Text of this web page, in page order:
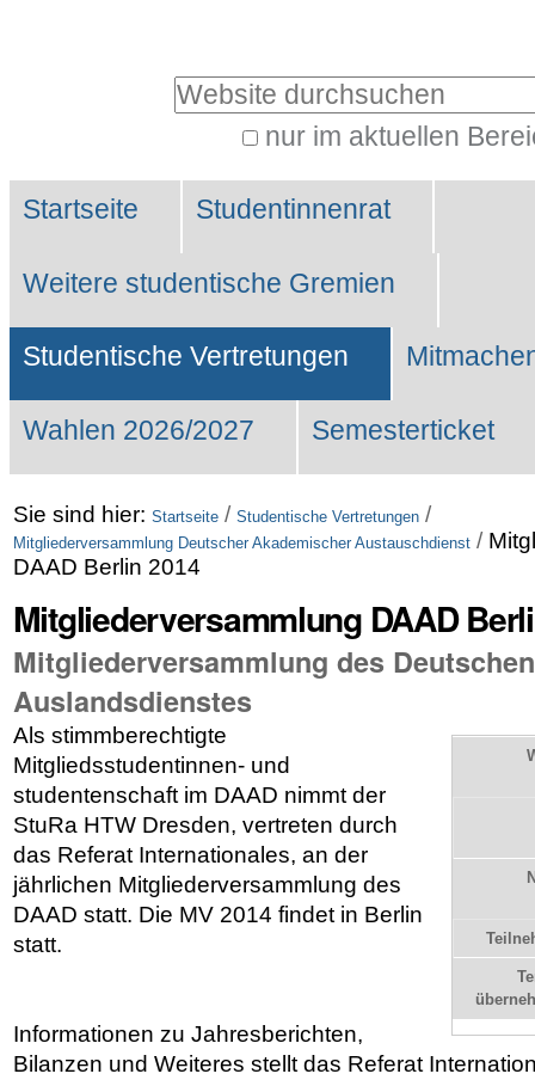
Website durchsuchen
nur im aktuellen
Suche…
Sektionen
Startseite Studentinnenrat
Weitere studentische Gremien
Studentische Vertretungen
Wahlen 2026/2027 Semesterticket
Sie sind hier: Startseite / Studentische Vertretungen /
Mitgliederversammlung Deutscher Akademischer Austauschdienst /
DAAD Berlin 2014
Mitgliederversammlung DAAD
Mitgliederversammlung des
Auslandsdienstes
Als stimmberechtigte
Mitgliedsstudentinnen- und
studentenschaft im DAAD nimmt der
StuRa HTW Dresden, vertreten durch
das Referat Internationales, an der
jährlichen Mitgliederversammlung des
DAAD statt. Die MV 2014 findet in Berlin
statt.
Informationen zu Jahresberichten,
Bilanzen und Weiteres stellt das Referat